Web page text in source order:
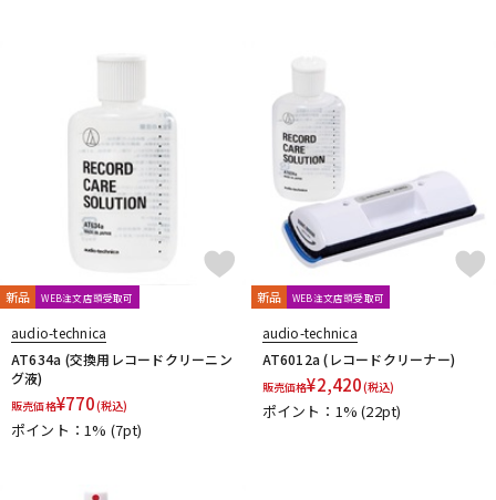
配信/ライブ機器 楽器アクセサリ
中古 ヴィンテージ
新品 WEB注文店頭受取可
audio-technica
AT634a (交換用レコードクリーニン
グ液)
販売価格¥770(税込)
ポイント：1% (7pt)
新品 WEB注文店頭受取可
audio-technica
AT6012a (レコードクリーナー)
販売価格¥2,420(税込)
ポイント：1%(22pt)